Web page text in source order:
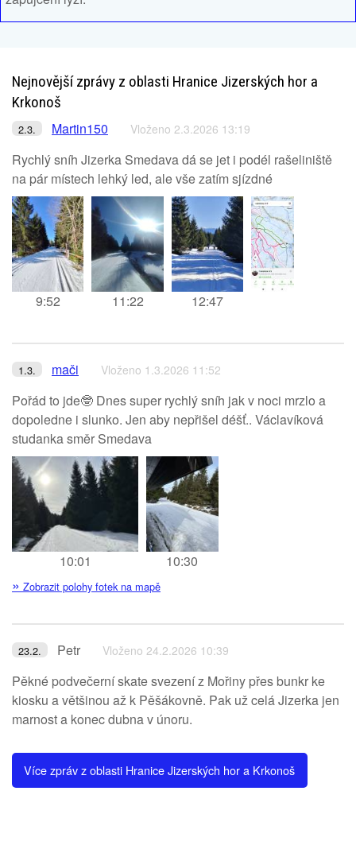
Nejnovější zprávy z oblasti Hranice Jizerských hor a
Krkonoš
2.3. Martin150 Vloženo 2.3.2026 13:19
Rychlý sníh Jizerka Smedava dá se jet i podél rašeliniště
na pár místech lehký led, ale vše zatím sjízdné
9:52 11:22 12:47
1.3. mači Vloženo 1.3.2026 11:52
Pořád to jde🤓 Dnes super rychlý sníh jak v noci mrzlo a
dopoledne i slunko. Jen aby nepřišel déšť.. Václavíková
studanka směr Smedava
10:01 10:30
» Zobrazit polohy fotek na mapě
23.2. Petr Vloženo 24.2.2026 10:39
Pěkné podvečerní skate svezení z Mořiny přes bunkr ke
kiosku a většinou až k Pěšákovně. Pak už celá Jizerka jen
marnost a konec dubna v únoru.
Více zpráv z oblasti Hranice Jizerských hor a Krkonoš